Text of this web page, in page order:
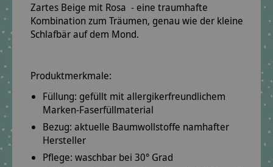
Zartes Beige mit Rosa - eine traumhafte
Kombination zum Träumen, genau wie der kleine
Schlafbär auf dem Mond.
Produktmerkmale:
Füllung: gefüllt mit allergikerfreundlichem
Marken-Faserfüllmaterial
Bezug: aktuelle Baumwollstoffe namhafter
Hersteller
Pflege: waschbar bei 30° Grad